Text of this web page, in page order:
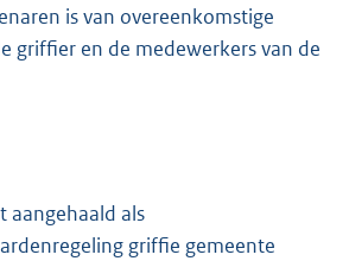
is van overeenkomstige
griffier en de medewerkers van de
aangehaald als
griffie gemeente